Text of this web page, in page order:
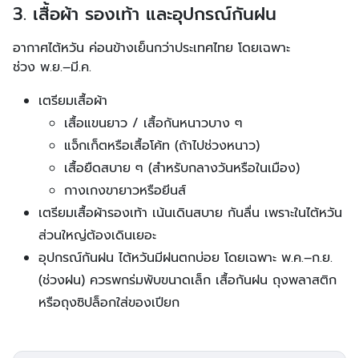
3. เสื้อผ้า รองเท้า และอุปกรณ์กันฝน
อากาศไต้หวัน ค่อนข้างเย็นกว่าประเทศไทย โดยเฉพาะ
ช่วง พ.ย.–มี.ค.
เตรียมเสื้อผ้า
เสื้อแขนยาว / เสื้อกันหนาวบาง ๆ
แจ็กเก็ตหรือเสื้อโค้ท (ถ้าไปช่วงหนาว)
เสื้อยืดสบาย ๆ (สำหรับกลางวันหรือในเมือง)
กางเกงขายาวหรือยีนส์
เตรียมเสื้อผ้ารองเท้า เน้นเดินสบาย กันลื่น เพราะในไต้หวัน
ส่วนใหญ่ต้องเดินเยอะ
อุปกรณ์กันฝน ไต้หวันมีฝนตกบ่อย โดยเฉพาะ พ.ค.–ก.ย.
(ช่วงฝน) ควรพกร่มพับขนาดเล็ก เสื้อกันฝน ถุงพลาสติก
หรือถุงซิปล็อกใส่ของเปียก